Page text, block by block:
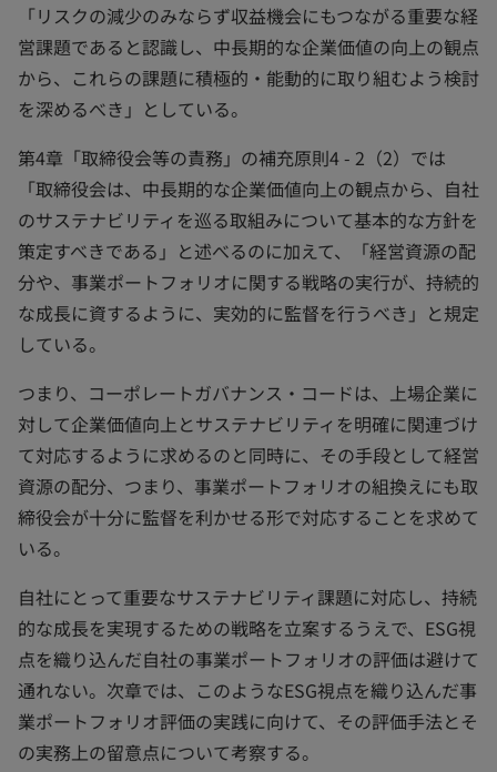
「リスクの減少のみならず収益機会にもつながる重要な経
営課題であると認識し、中長期的な企業価値の向上の観点
から、これらの課題に積極的・能動的に取り組むよう検討
を深めるべき」としている。
第4章「取締役会等の責務」の補充原則4 - 2（2）では
「取締役会は、中長期的な企業価値向上の観点から、自社
のサステナビリティを巡る取組みについて基本的な方針を
策定すべきである」と述べるのに加えて、「経営資源の配
分や、事業ポートフォリオに関する戦略の実行が、持続的
な成長に資するように、実効的に監督を行うべき」と規定
している。
つまり、コーポレートガバナンス・コードは、上場企業に
対して企業価値向上とサステナビリティを明確に関連づけ
て対応するように求めるのと同時に、その手段として経営
資源の配分、つまり、事業ポートフォリオの組換えにも取
締役会が十分に監督を利かせる形で対応することを求めて
いる。
自社にとって重要なサステナビリティ課題に対応し、持続
的な成長を実現するための戦略を立案するうえで、ESG視
点を織り込んだ自社の事業ポートフォリオの評価は避けて
通れない。次章では、このようなESG視点を織り込んだ事
業ポートフォリオ評価の実践に向けて、その評価手法とそ
の実務上の留意点について考察する。